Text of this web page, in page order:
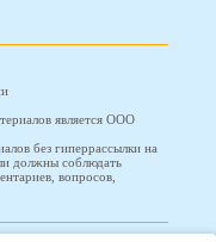
является ООО
без гиперрассылки на
должны соблюдать
вопросов,